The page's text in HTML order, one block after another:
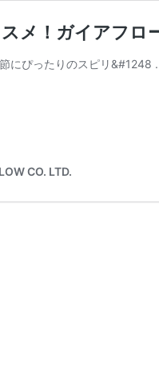
スメ！ガイアフロ
にぴったりのスピリ
CO. LTD.